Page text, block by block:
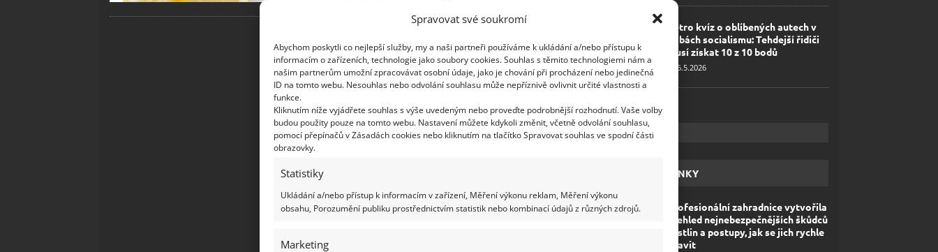
Spravovat své soukromí
Abychom poskytli co nejlepší služby, my a naši partneři používáme k ukládání a/nebo přístupu k
informacím o zařízeních, technologie jako soubory cookies. Souhlas s těmito technologiemi nám a
našim partnerům umožní zpracovávat osobní údaje, jako je chování při procházení nebo jedinečná
ID na tomto webu. Nesouhlas nebo odvolání souhlasu může nepříznivě ovlivnit určité vlastnosti a
funkce.
Kliknutím níže vyjádřete souhlas s výše uvedeným nebo proveďte podrobnější rozhodnutí. Vaše volby
budou použity pouze na tomto webu. Nastavení můžete kdykoli změnit, včetně odvolání souhlasu,
pomocí přepínačů v Zásadách cookies nebo kliknutím na tlačítko Spravovat souhlas ve spodní části
obrazovky.
Statistiky
Ukládání a/nebo přístup k informacím v zařízení, Měření výkonu reklam, Měření výkonu
obsahu, Porozumění publiku prostřednictvím statistik nebo kombinací údajů z různých zdrojů.
Marketing
Retro kvíz o oblíbených autech v
dobách socialismu: Tehdejší řidiči
musí získat 10 z 10 bodů
6.5.2026
ŽHAVÉ NOVINKY
Profesionální zahradnice vytvořila
přehled nejnebezpečnějších škůdců
rostlin a postupy, jak se jich rychle
zbavit